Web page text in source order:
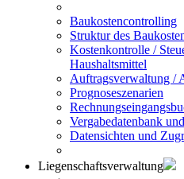
Baukostencontrolling
Struktur des
Kostenkontrolle /
Haushaltsmittel
Auftragsverwaltung /
Prognoseszenarien
Vergabedatenbank
Datensichten und
Liegenschaftsverwaltung